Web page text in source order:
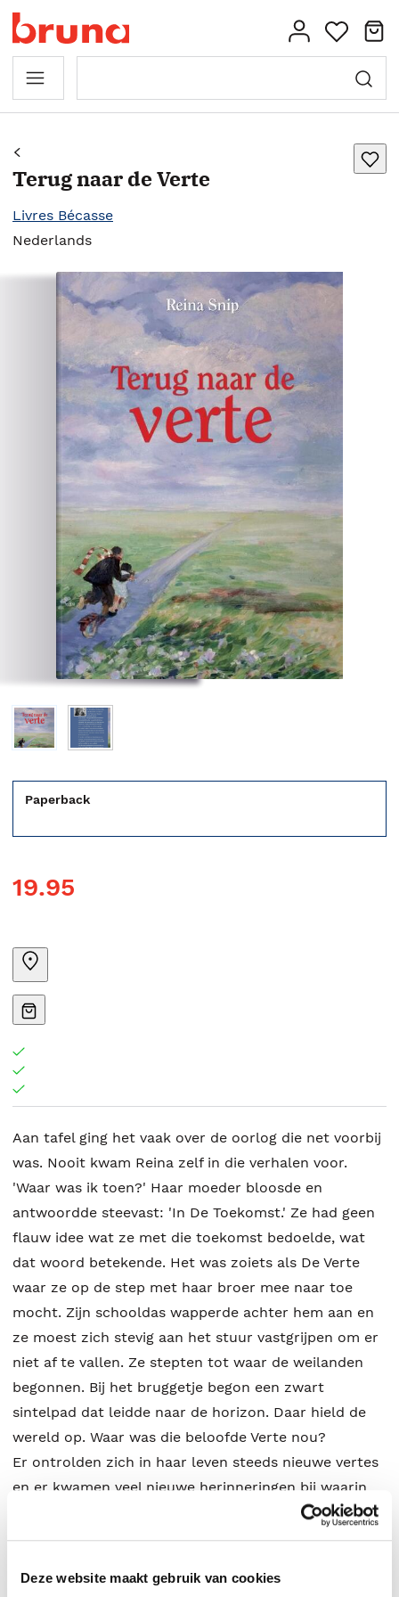
Deze website maakt gebruik van cookies
Terug naar de Verte
Livres Bécasse
Nederlands
Paperback
19.95
Aan tafel ging het vaak over de oorlog die net voorbij
was. Nooit kwam Reina zelf in die verhalen voor.
'Waar was ik toen?' Haar moeder bloosde en
antwoordde steevast: 'In De Toekomst.' Ze had geen
flauw idee wat ze met die toekomst bedoelde, wat
dat woord betekende. Het was zoiets als De Verte
waar ze op de step met haar broer mee naar toe
mocht. Zijn schooldas wapperde achter hem aan en
ze moest zich stevig aan het stuur vastgrijpen om er
niet af te vallen. Ze stepten tot waar de weilanden
begonnen. Bij het bruggetje begon een zwart
sintelpad dat leidde naar de horizon. Daar hield de
wereld op. Waar was die beloofde Verte nou?
Er ontrolden zich in haar leven steeds nieuwe vertes
en er kwamen veel nieuwe herinneringen bij waarin
muziek een belangrijke rol speelt. Samen schetsen ze
een kleurrijk beeld van een tijd die niet meer
mensen worden wie ze zijn en hoe schijnbaar kleine